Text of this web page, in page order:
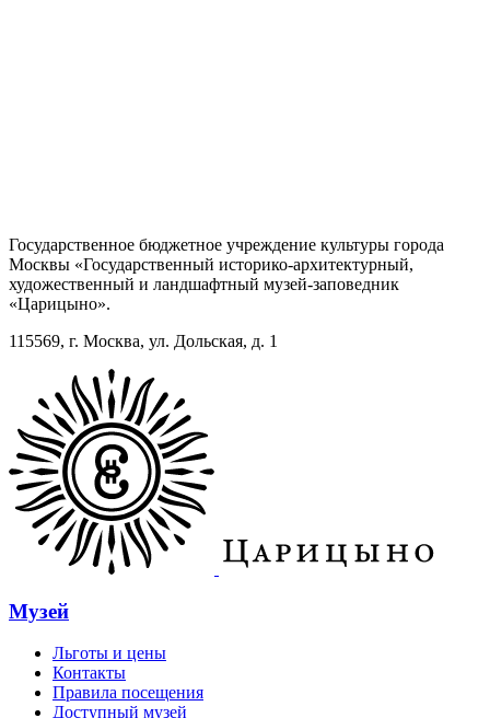
Государственное бюджетное учреждение культуры города
Москвы «Государственный историко-архитектурный,
художественный и ландшафтный музей-заповедник
«Царицыно».
115569, г. Москва, ул. Дольская, д. 1
Музей
Льготы и цены
Контакты
Правила посещения
Доступный музей